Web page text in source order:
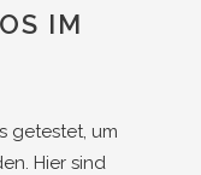
IM
getestet, um
Hier sind